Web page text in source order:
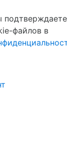
подтверждаете
файлов в